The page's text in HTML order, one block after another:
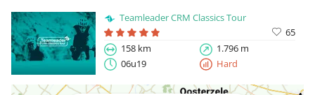
Teamleader CRM Classics Tour
65
158 km
1.796 m
06u19
Hard